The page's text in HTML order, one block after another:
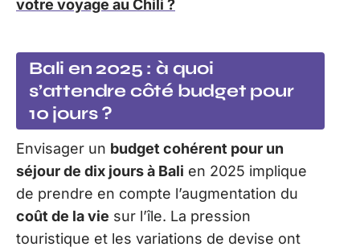
votre voyage au Chili ?
Bali en 2025 : à quoi
s’attendre côté budget pour
10 jours ?
Envisager un budget cohérent pour un
séjour de dix jours à Bali en 2025 implique
de prendre en compte l’augmentation du
coût de la vie sur l’île. La pression
touristique et les variations de devise ont